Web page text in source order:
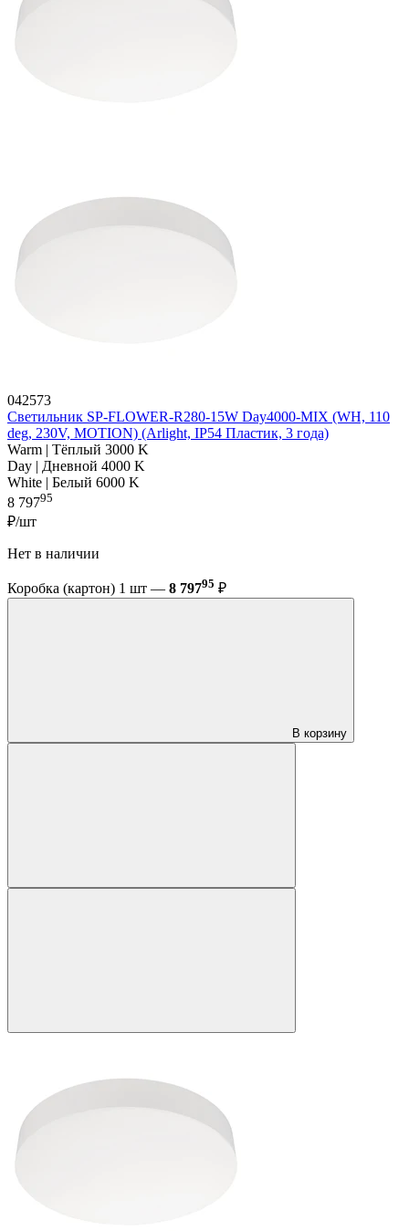
042573
Светильник SP-FLOWER-R280-15W Day4000-MIX (WH, 110
deg, 230V, MOTION) (Arlight, IP54 Пластик, 3 года)
Warm | Тёплый 3000 K
Day | Дневной 4000 K
White | Белый 6000 K
8 79795
₽/шт
Нет в наличии
Коробка (картон) 1 шт — 8 79795 ₽
В корзину